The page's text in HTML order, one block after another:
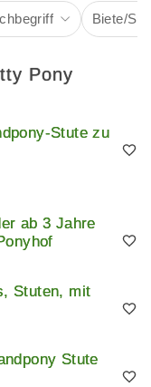
Biete/
Pony
Stute zu
ab 3 Jahre
Stuten, mit
Stute